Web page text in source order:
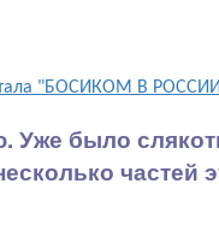
"БОСИКОМ В
было